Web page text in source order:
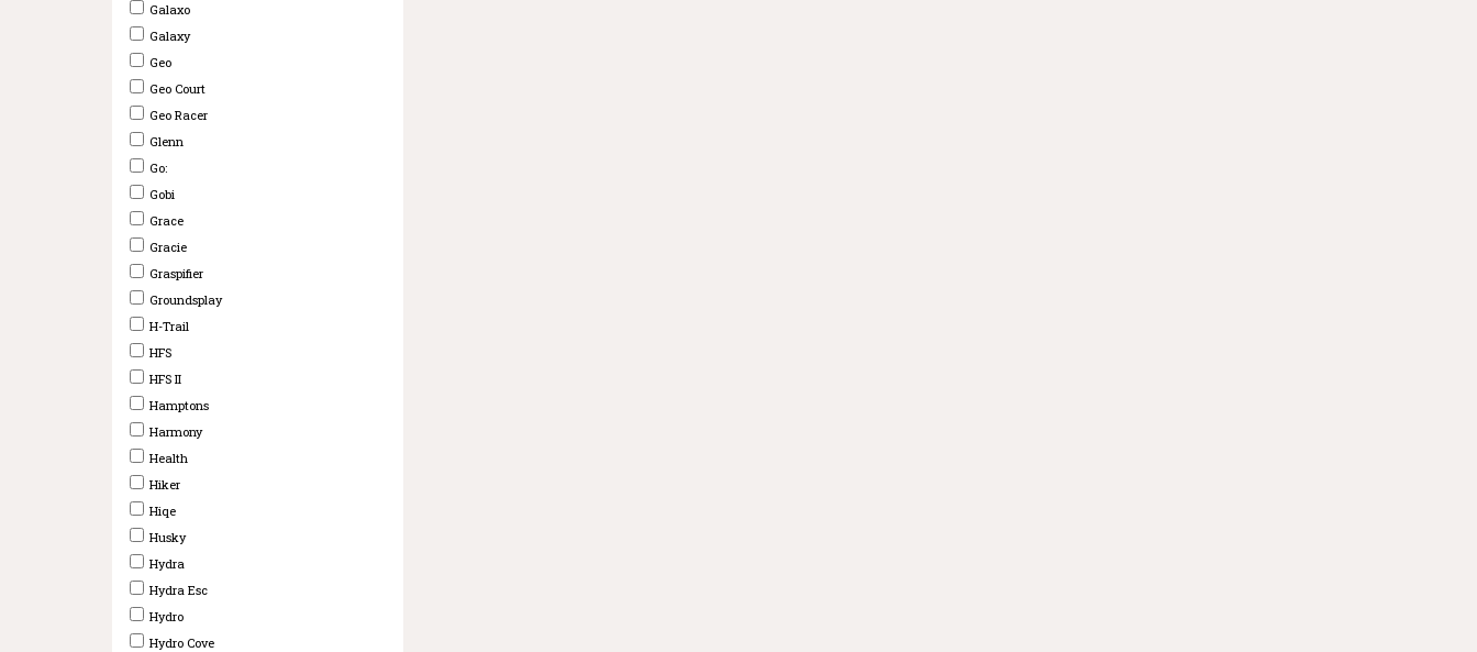
Galaxo
Galaxy
Geo
Geo Court
Geo Racer
Glenn
Go:
Gobi
Grace
Gracie
Graspifier
Groundsplay
H-Trail
HFS
HFS II
Hamptons
Harmony
Health
Hiker
Hiqe
Husky
Hydra
Hydra Esc
Hydro
Hydro Cove